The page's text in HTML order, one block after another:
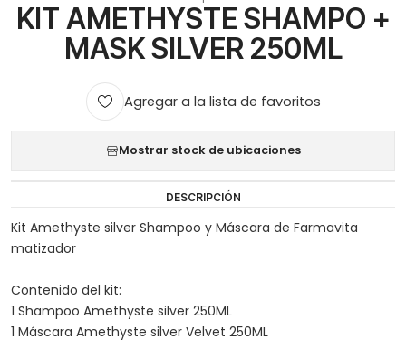
KIT AMETHYSTE SHAMPO +
MASK SILVER 250ML
Agregar a la lista de favoritos
Mostrar stock de ubicaciones
DESCRIPCIÓN
Kit Amethyste silver Shampoo y Máscara de Farmavita
matizador
Contenido del kit:
1 Shampoo Amethyste silver 250ML
1 Máscara Amethyste silver Velvet 250ML